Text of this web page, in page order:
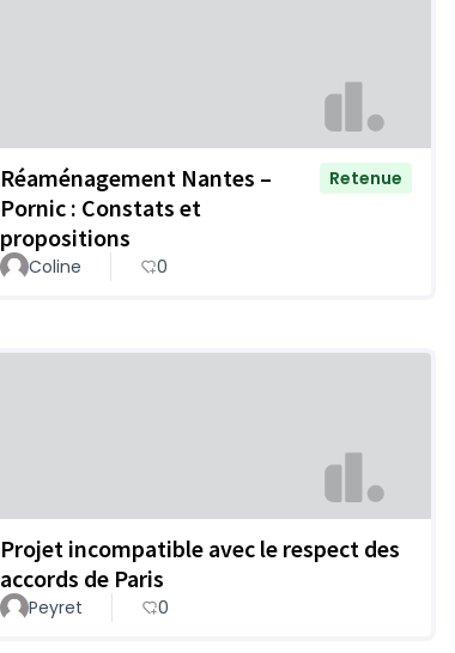
Réaménagement Nantes –
Pornic : Constats et
propositions
Retenue
Coline 0
Projet incompatible avec le respect des
accords de Paris
Peyret 0